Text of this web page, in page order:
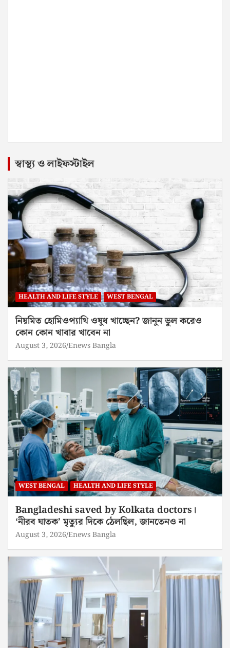
স্বাস্থ্য ও লাইফস্টাইল
HEALTH AND LIFE STYLE WEST BENGAL
নিয়মিত হোমিওপ্যাথি ওষুধ খাচ্ছেন? জানুন ভুল করেও
কোন কোন খাবার খাবেন না
August 3, 2026 Enews Bangla
WEST BENGAL HEALTH AND LIFE STYLE
Bangladeshi saved by Kolkata doctors।
‘নীরব ঘাতক’ মৃত্যুর দিকে ঠেলছিল, জানতেনও না
August 3, 2026 Enews Bangla